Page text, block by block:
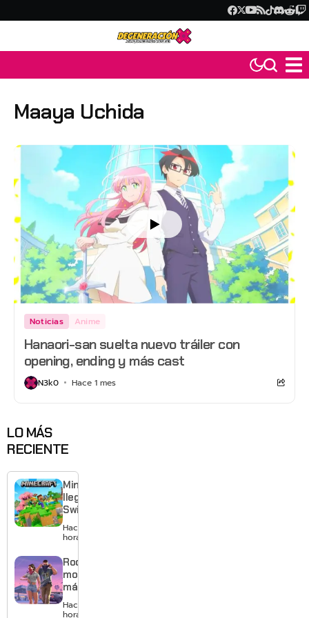
Maaya Uchida
Noticias Anime
Hanaori-san suelta nuevo tráiler con
opening, ending y más cast
N3k0 Hace 1 mes
LO MÁS
RECIENTE
Minecraft
llega a
Switch 2
con
mejores
y mucho
Mario
Hace 3
horas
Rockstar
mostrará
más de
GTA 6 en
agosto
Hace 21
horas